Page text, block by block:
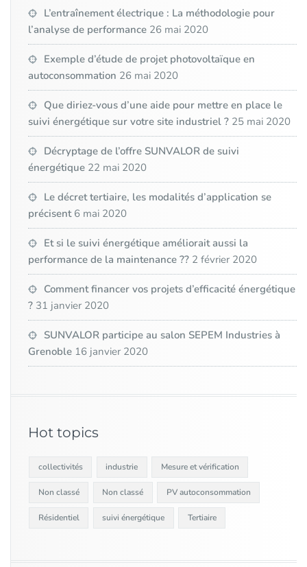
L’entraînement électrique : La méthodologie pour
l’analyse de performance 26 mai 2020
Exemple d’étude de projet photovoltaïque en
autoconsommation 26 mai 2020
Que diriez-vous d’une aide pour mettre en place le
suivi énergétique sur votre site industriel ? 25 mai 2020
Décryptage de l’offre SUNVALOR de suivi
énergétique 22 mai 2020
Le décret tertiaire, les modalités d’application se
précisent 6 mai 2020
Et si le suivi énergétique améliorait aussi la
performance de la maintenance ?? 2 février 2020
Comment financer vos projets d’efficacité énergétique
? 31 janvier 2020
SUNVALOR participe au salon SEPEM Industries à
Grenoble 16 janvier 2020
Hot topics
collectivités industrie Mesure et vérification
Non classé Non classé PV autoconsommation
Résidentiel suivi énergétique Tertiaire